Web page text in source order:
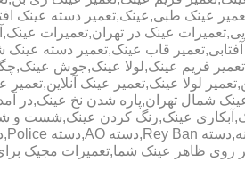
عینک طبی,عینک,تعمیر دسته عینک
عینک در تهران,تعمیرات
قاب عینک,تعمیر دسته
فریم عینک,لولا عینک,جوش
لولا عینک,تعمیر عینک آنلاین,تعمیر
شمال تهران,پاره شدن نخ عینک,در
عینک,رنگ کردن عینک,شست
بر روی ظاهر عینک شما,تعمیرات